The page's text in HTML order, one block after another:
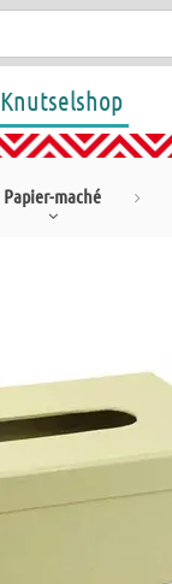
Knutselshop
Papier-maché